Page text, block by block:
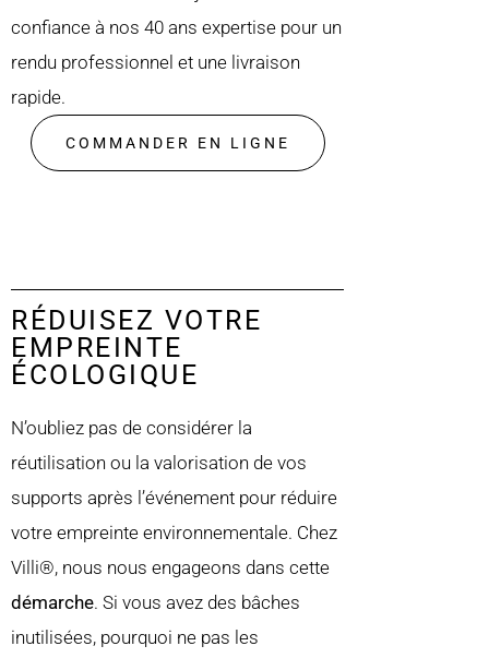
confiance à nos 40 ans expertise pour un
rendu professionnel et une livraison
rapide.
COMMANDER EN LIGNE
RÉDUISEZ VOTRE
EMPREINTE
ÉCOLOGIQUE
N’oubliez pas de considérer la
réutilisation ou la valorisation de vos
supports après l’événement pour réduire
votre empreinte environnementale. Chez
Villi®, nous nous engageons dans cette
démarche. Si vous avez des bâches
inutilisées, pourquoi ne pas les